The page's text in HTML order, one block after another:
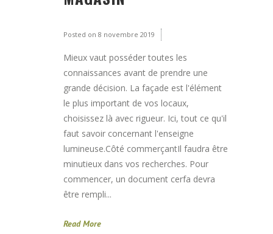
Posted on 8 novembre 2019
Mieux vaut posséder toutes les
connaissances avant de prendre une
grande décision. La façade est l'élément
le plus important de vos locaux,
choisissez là avec rigueur. Ici, tout ce qu'il
faut savoir concernant l'enseigne
lumineuse.Côté commerçantIl faudra être
minutieux dans vos recherches. Pour
commencer, un document cerfa devra
être rempli...
Read More